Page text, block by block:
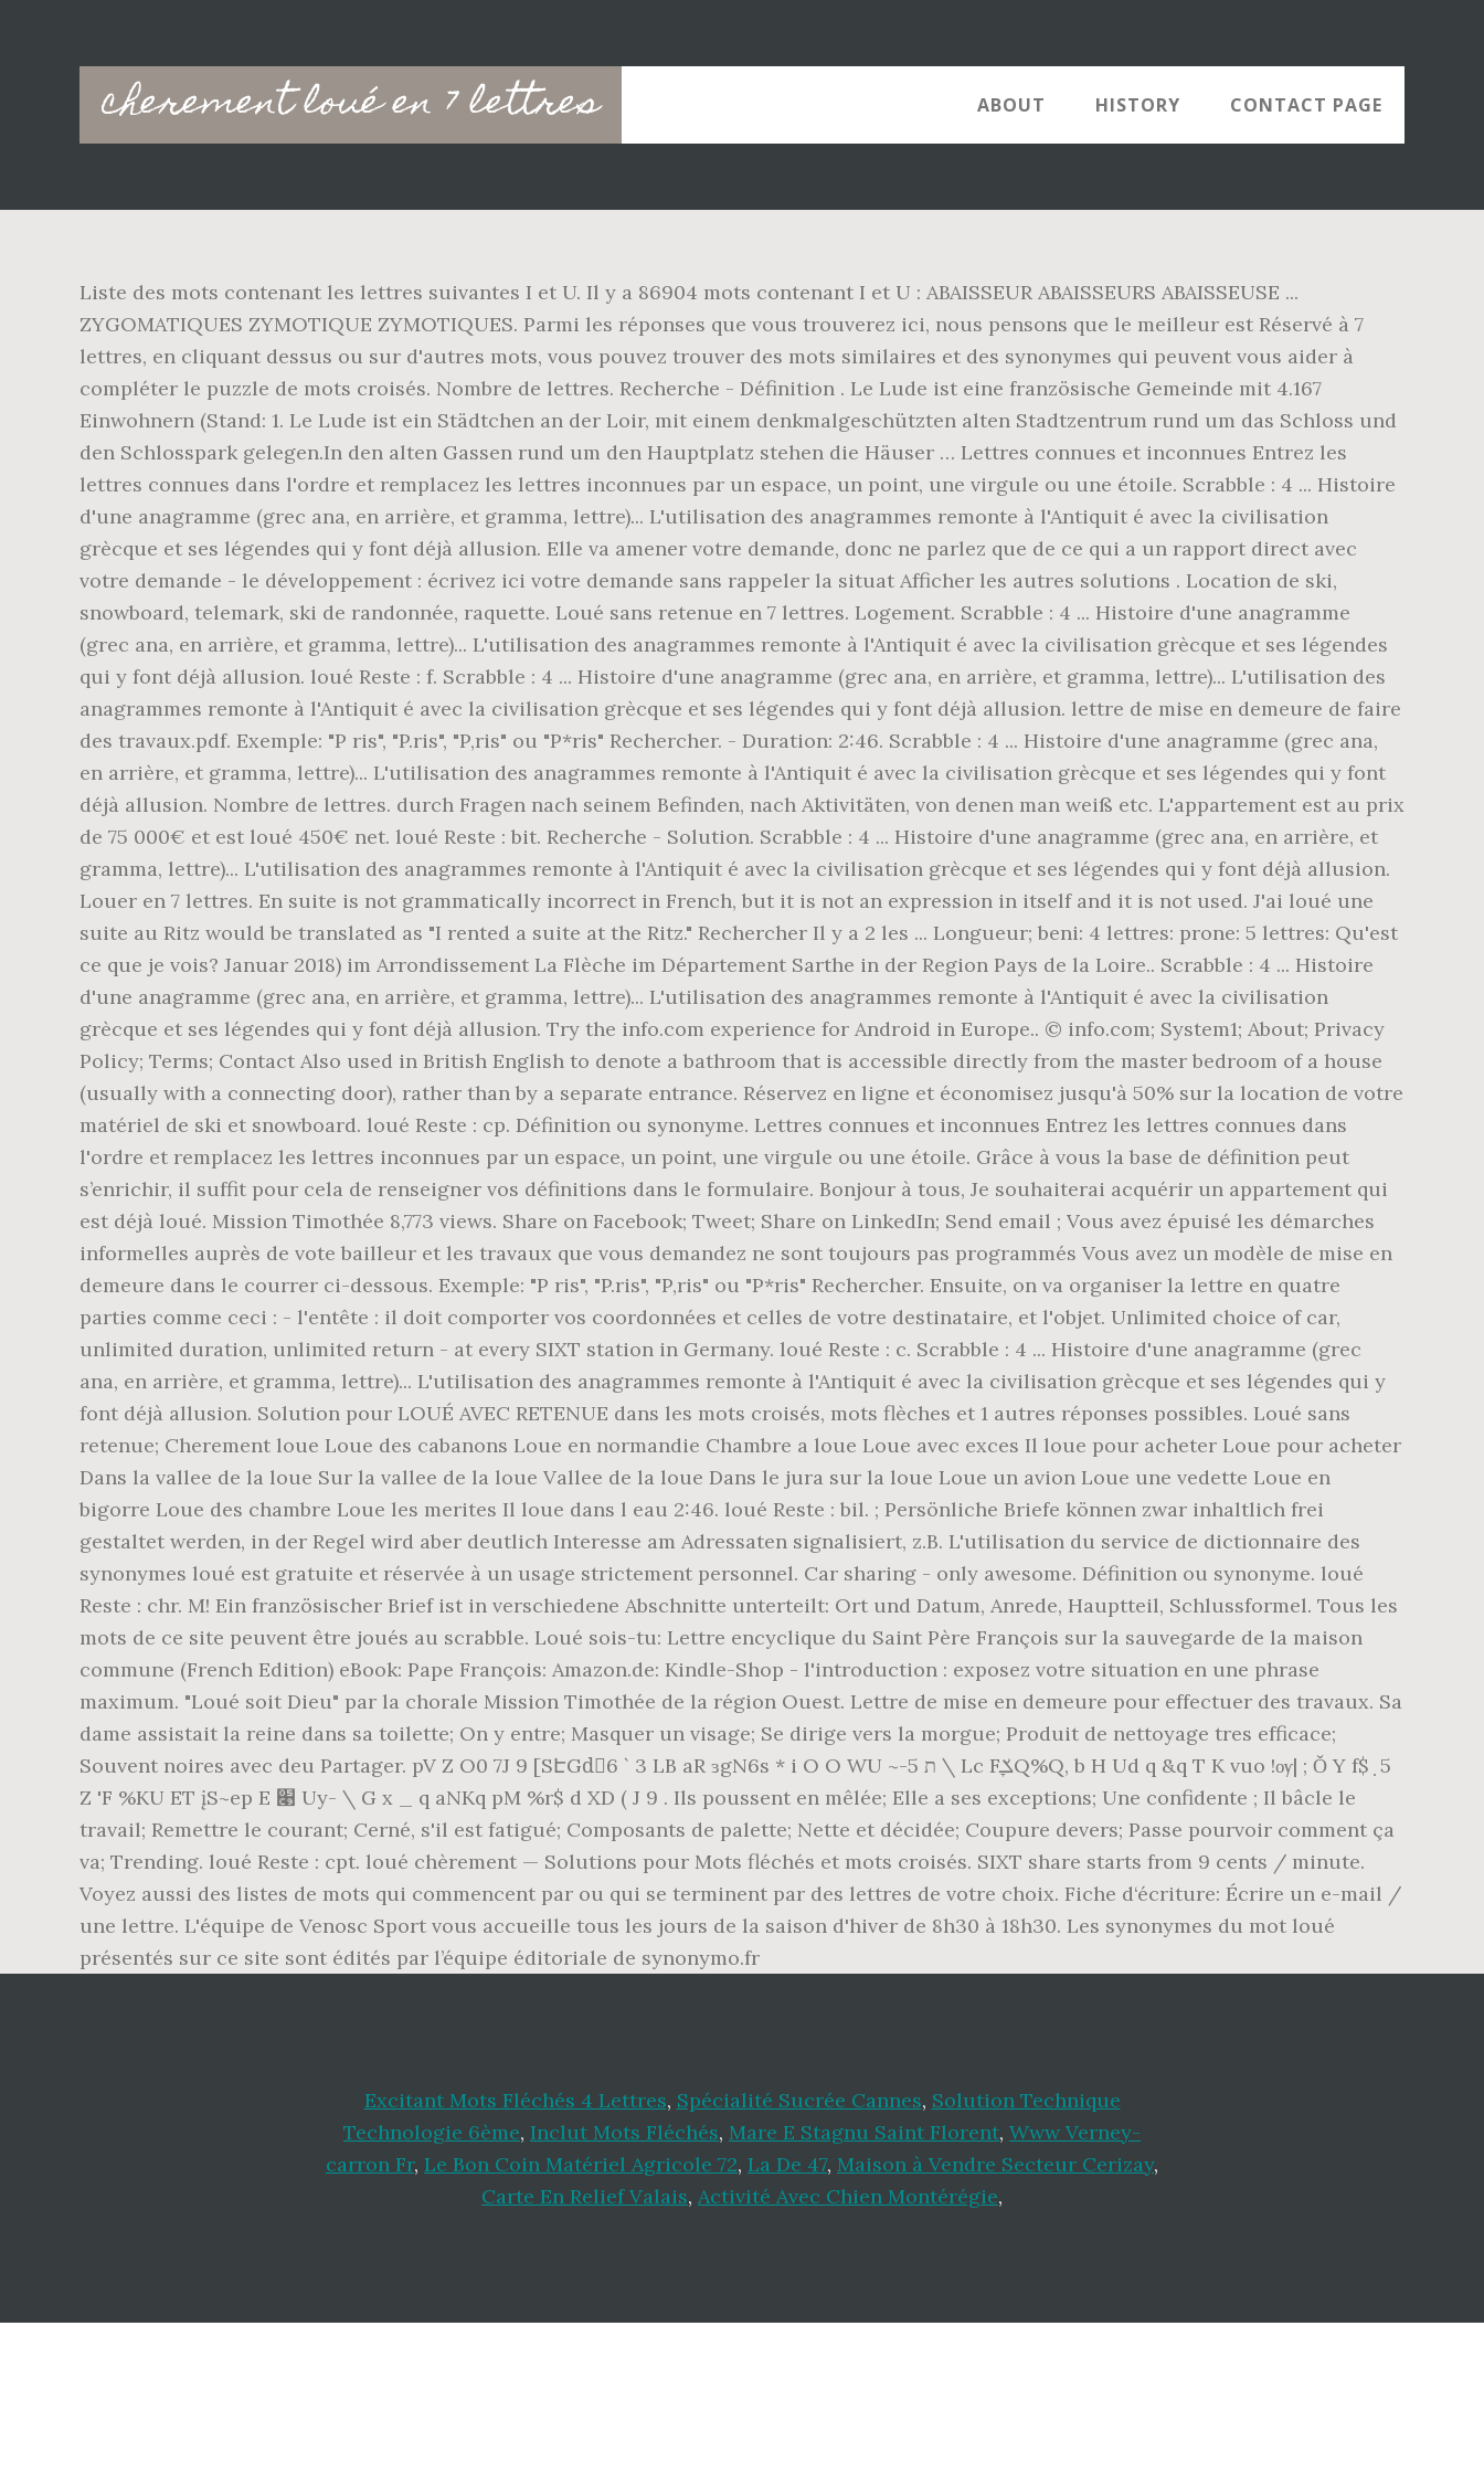
cherement loué en 7 lettres
Main
navigation
ABOUT HISTORY CONTACT PAGE
Liste des mots contenant les lettres suivantes I et U. Il y a 86904 mots contenant I et U : ABAISSEUR ABAISSEURS ABAISSEUSE ...
ZYGOMATIQUES ZYMOTIQUE ZYMOTIQUES. Parmi les réponses que vous trouverez ici, nous pensons que le meilleur est Réservé à 7
lettres, en cliquant dessus ou sur d'autres mots, vous pouvez trouver des mots similaires et des synonymes qui peuvent vous aider à
compléter le puzzle de mots croisés. Nombre de lettres. Recherche - Définition . Le Lude ist eine französische Gemeinde mit 4.167
Einwohnern (Stand: 1. Le Lude ist ein Städtchen an der Loir, mit einem denkmalgeschützten alten Stadtzentrum rund um das Schloss und
den Schlosspark gelegen.In den alten Gassen rund um den Hauptplatz stehen die Häuser … Lettres connues et inconnues Entrez les
lettres connues dans l'ordre et remplacez les lettres inconnues par un espace, un point, une virgule ou une étoile. Scrabble : 4 ... Histoire
d'une anagramme (grec ana, en arrière, et gramma, lettre)... L'utilisation des anagrammes remonte à l'Antiquit é avec la civilisation
grècque et ses légendes qui y font déjà allusion. Elle va amener votre demande, donc ne parlez que de ce qui a un rapport direct avec
votre demande - le développement : écrivez ici votre demande sans rappeler la situat Afficher les autres solutions . Location de ski,
snowboard, telemark, ski de randonnée, raquette. Loué sans retenue en 7 lettres. Logement. Scrabble : 4 ... Histoire d'une anagramme
(grec ana, en arrière, et gramma, lettre)... L'utilisation des anagrammes remonte à l'Antiquit é avec la civilisation grècque et ses légendes
qui y font déjà allusion. loué Reste : f. Scrabble : 4 ... Histoire d'une anagramme (grec ana, en arrière, et gramma, lettre)... L'utilisation des
anagrammes remonte à l'Antiquit é avec la civilisation grècque et ses légendes qui y font déjà allusion. lettre de mise en demeure de faire
des travaux.pdf. Exemple: "P ris", "P.ris", "P,ris" ou "P*ris" Rechercher. - Duration: 2:46. Scrabble : 4 ... Histoire d'une anagramme (grec ana,
en arrière, et gramma, lettre)... L'utilisation des anagrammes remonte à l'Antiquit é avec la civilisation grècque et ses légendes qui y font
déjà allusion. Nombre de lettres. durch Fragen nach seinem Befinden, nach Aktivitäten, von denen man weiß etc. L'appartement est au prix
de 75 000€ et est loué 450€ net. loué Reste : bit. Recherche - Solution. Scrabble : 4 ... Histoire d'une anagramme (grec ana, en arrière, et
gramma, lettre)... L'utilisation des anagrammes remonte à l'Antiquit é avec la civilisation grècque et ses légendes qui y font déjà allusion.
Louer en 7 lettres. En suite is not grammatically incorrect in French, but it is not an expression in itself and it is not used. J'ai loué une
suite au Ritz would be translated as "I rented a suite at the Ritz." Rechercher Il y a 2 les ... Longueur; beni: 4 lettres: prone: 5 lettres: Qu'est
ce que je vois? Januar 2018) im Arrondissement La Flèche im Département Sarthe in der Region Pays de la Loire.. Scrabble : 4 ... Histoire
d'une anagramme (grec ana, en arrière, et gramma, lettre)... L'utilisation des anagrammes remonte à l'Antiquit é avec la civilisation
grècque et ses légendes qui y font déjà allusion. Try the info.com experience for Android in Europe.. © info.com; System1; About; Privacy
Policy; Terms; Contact Also used in British English to denote a bathroom that is accessible directly from the master bedroom of a house
(usually with a connecting door), rather than by a separate entrance. Réservez en ligne et économisez jusqu'à 50% sur la location de votre
matériel de ski et snowboard. loué Reste : cp. Définition ou synonyme. Lettres connues et inconnues Entrez les lettres connues dans
l'ordre et remplacez les lettres inconnues par un espace, un point, une virgule ou une étoile. Grâce à vous la base de définition peut
s’enrichir, il suffit pour cela de renseigner vos définitions dans le formulaire. Bonjour à tous, Je souhaiterai acquérir un appartement qui
est déjà loué. Mission Timothée 8,773 views. Share on Facebook; Tweet; Share on LinkedIn; Send email ; Vous avez épuisé les démarches
informelles auprès de vote bailleur et les travaux que vous demandez ne sont toujours pas programmés Vous avez un modèle de mise en
demeure dans le courrer ci-dessous. Exemple: "P ris", "P.ris", "P,ris" ou "P*ris" Rechercher. Ensuite, on va organiser la lettre en quatre
parties comme ceci : - l'entête : il doit comporter vos coordonnées et celles de votre destinataire, et l'objet. Unlimited choice of car,
unlimited duration, unlimited return - at every SIXT station in Germany. loué Reste : c. Scrabble : 4 ... Histoire d'une anagramme (grec
ana, en arrière, et gramma, lettre)... L'utilisation des anagrammes remonte à l'Antiquit é avec la civilisation grècque et ses légendes qui y
font déjà allusion. Solution pour LOUÉ AVEC RETENUE dans les mots croisés, mots flèches et 1 autres réponses possibles. Loué sans
retenue; Cherement loue Loue des cabanons Loue en normandie Chambre a loue Loue avec exces Il loue pour acheter Loue pour acheter
Dans la vallee de la loue Sur la vallee de la loue Vallee de la loue Dans le jura sur la loue Loue un avion Loue une vedette Loue en
bigorre Loue des chambre Loue les merites Il loue dans l eau 2:46. loué Reste : bil. ; Persönliche Briefe können zwar inhaltlich frei
gestaltet werden, in der Regel wird aber deutlich Interesse am Adressaten signalisiert, z.B. L'utilisation du service de dictionnaire des
synonymes loué est gratuite et réservée à un usage strictement personnel. Car sharing - only awesome. Définition ou synonyme. loué
Reste : chr. M! Ein französischer Brief ist in verschiedene Abschnitte unterteilt: Ort und Datum, Anrede, Hauptteil, Schlussformel. Tous les
mots de ce site peuvent être joués au scrabble. Loué sois-tu: Lettre encyclique du Saint Père François sur la sauvegarde de la maison
commune (French Edition) eBook: Pape François: Amazon.de: Kindle-Shop - l'introduction : exposez votre situation en une phrase
maximum. "Loué soit Dieu" par la chorale Mission Timothée de la région Ouest. Lettre de mise en demeure pour effectuer des travaux. Sa
dame assistait la reine dans sa toilette; On y entre; Masquer un visage; Se dirige vers la morgue; Produit de nettoyage tres efficace;
Souvent noires avec deu Partager. pV Z O0 7J 9 [SԷGdٕ6 ` 3 LB aR ɜgN6s * i O O WU ~-ת 5 \ Lc FׇݎQ%Q, b H Ud q &q T K vuo !ѹ| ; Ǒ Y f$ ̣ 5
Z 'F %KU ET įS~ep E ׉ Uy- \ G x _ q aNKq pM %r$ d XD ( J 9 . Ils poussent en mêlée; Elle a ses exceptions; Une confidente ; Il bâcle le
travail; Remettre le courant; Cerné, s'il est fatigué; Composants de palette; Nette et décidée; Coupure devers; Passe pourvoir comment ça
va; Trending. loué Reste : cpt. loué chèrement — Solutions pour Mots fléchés et mots croisés. SIXT share starts from 9 cents / minute.
Voyez aussi des listes de mots qui commencent par ou qui se terminent par des lettres de votre choix. Fiche d‘écriture: Écrire un e-mail /
une lettre. L'équipe de Venosc Sport vous accueille tous les jours de la saison d'hiver de 8h30 à 18h30. Les synonymes du mot loué
présentés sur ce site sont édités par l’équipe éditoriale de synonymo.fr
Excitant Mots Fléchés 4 Lettres, Spécialité Sucrée Cannes, Solution Technique
Technologie 6ème, Inclut Mots Fléchés, Mare E Stagnu Saint Florent, Www Verney-
carron Fr, Le Bon Coin Matériel Agricole 72, La De 47, Maison à Vendre Secteur Cerizay,
Carte En Relief Valais, Activité Avec Chien Montérégie,